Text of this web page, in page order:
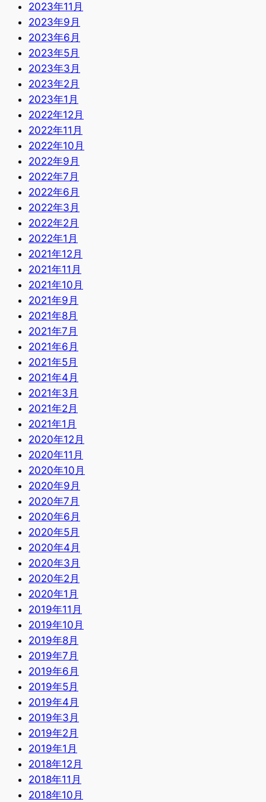
2023年11月
2023年9月
2023年6月
2023年5月
2023年3月
2023年2月
2023年1月
2022年12月
2022年11月
2022年10月
2022年9月
2022年7月
2022年6月
2022年3月
2022年2月
2022年1月
2021年12月
2021年11月
2021年10月
2021年9月
2021年8月
2021年7月
2021年6月
2021年5月
2021年4月
2021年3月
2021年2月
2021年1月
2020年12月
2020年11月
2020年10月
2020年9月
2020年7月
2020年6月
2020年5月
2020年4月
2020年3月
2020年2月
2020年1月
2019年11月
2019年10月
2019年8月
2019年7月
2019年6月
2019年5月
2019年4月
2019年3月
2019年2月
2019年1月
2018年12月
2018年11月
2018年10月